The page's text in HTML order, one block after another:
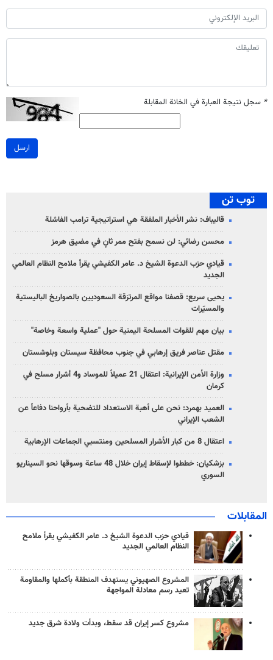
* سجل نتيجة العبارة في الخانة المقابلة
ارسل
توب تن
قاليباف: نشر الأخبار الملفقة هي استراتيجية ترامب الفاشلة
محسن رضائي: لن نسمح بفتح ممر ثانٍ في مضيق هرمز
قيادي حزب الدعوة الشيخ د. عامر الكفيشي يقرأ ملامح النظام العالمي
الجديد
يحيى سريع: قصفنا مواقع المرتزقة السعوديين بالصواريخ الباليستية
والمسيّرات
بيان مهم للقوات المسلحة اليمنية حول "عملية واسعة وخاصة"
مقتل عناصر فريق إرهابي في جنوب محافظة سيستان وبلوشستان
وزارة الأمن الإيرانية: اعتقال 21 عميلاً للموساد و4 أشرار مسلح في
كرمان
العميد بهمرد: نحن على أهبة الاستعداد للتضحية بأرواحنا دفاعاً عن
الشعب الإيراني
اعتقال 8 من كبار الأشرار المسلحين ومنتسبي الجماعات الإرهابية
بزشكيان: خططوا لإسقاط إيران خلال 48 ساعة وسوقها نحو السيناريو
السوري
المقابلات
قيادي حزب الدعوة الشيخ د. عامر الكفيشي يقرأ ملامح
النظام العالمي الجديد
المشروع الصهيوني يستهدف المنطقة بأكملها والمقاومة
تعيد رسم معادلة المواجهة
مشروع كسر إيران قد سقط، وبدأت ولادة شرق جديد